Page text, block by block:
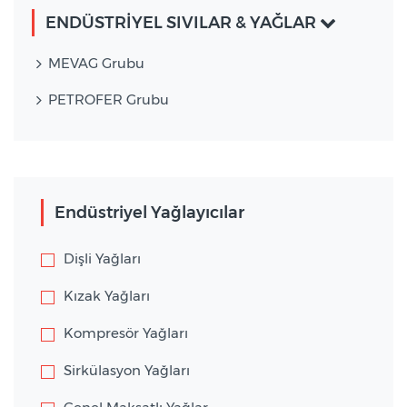
ENDÜSTRİYEL SIVILAR & YAĞLAR
MEVAG Grubu
PETROFER Grubu
Endüstriyel Yağlayıcılar
Dişli Yağları
Kızak Yağları
Kompresör Yağları
Sirkülasyon Yağları